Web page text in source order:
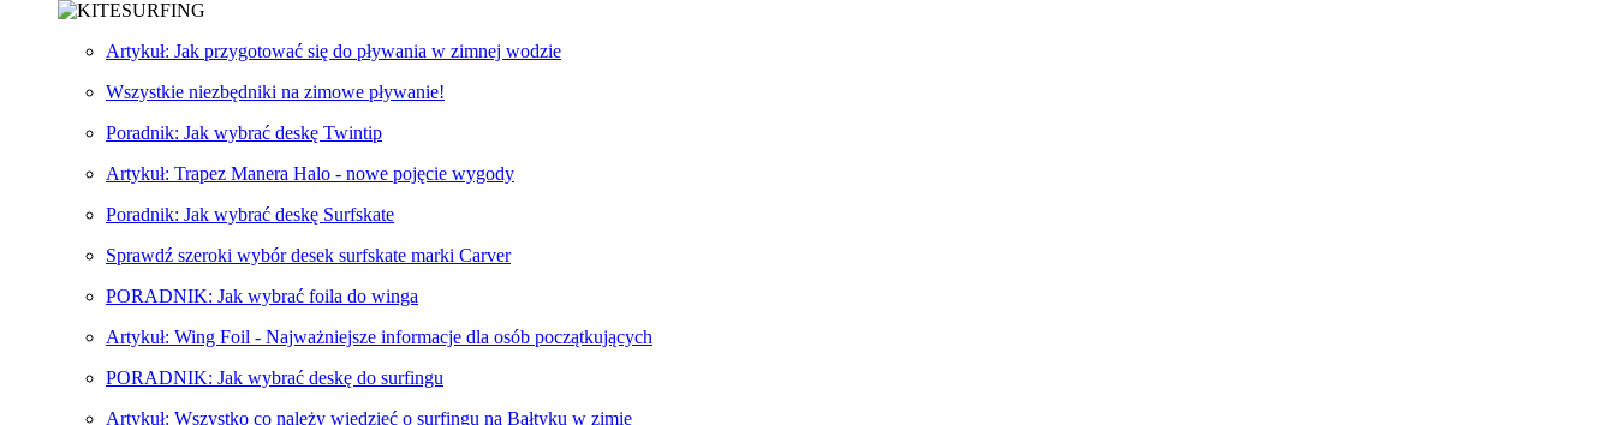
Artykuł: Jak przygotować się do pływania w zimnej wodzie
Wszystkie niezbędniki na zimowe pływanie!
Poradnik: Jak wybrać deskę Twintip
Artykuł: Trapez Manera Halo - nowe pojęcie wygody
Poradnik: Jak wybrać deskę Surfskate
Sprawdź szeroki wybór desek surfskate marki Carver
PORADNIK: Jak wybrać foila do winga
Artykuł: Wing Foil - Najważniejsze informacje dla osób początkujących
PORADNIK: Jak wybrać deskę do surfingu
Artykuł: Wszystko co należy wiedzieć o surfingu na Bałtyku w zimie